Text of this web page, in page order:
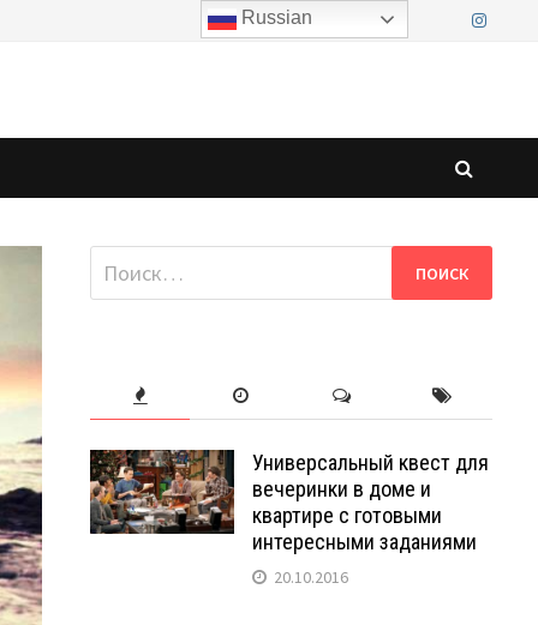
Найти:
Универсальный квест для
вечеринки в доме и
квартире с готовыми
интересными заданиями
20.10.2016
Russian